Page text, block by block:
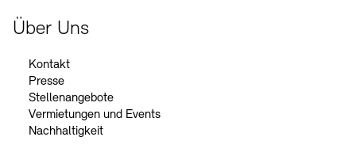
Über Uns
Kontakt
Presse
Stellenangebote
Vermietungen und Events
Nachhaltigkeit